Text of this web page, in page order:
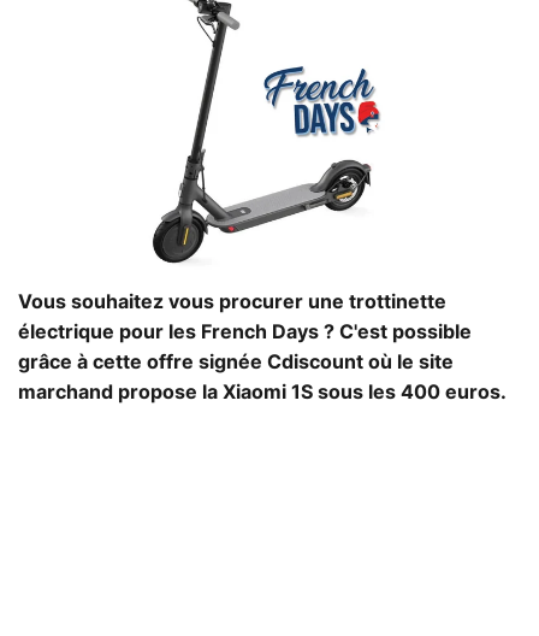
Vous souhaitez vous procurer une trottinette
électrique pour les French Days ? C'est possible
grâce à cette offre signée Cdiscount où le site
marchand propose la Xiaomi 1S sous les 400 euros.